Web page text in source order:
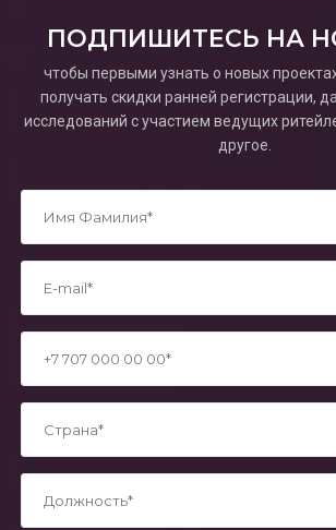
ПОДПИШИТЕСЬ НА
чтобы первыми узнать о новых
получать скидки ранней регистрации,
исследований с участием ведущих
другое.